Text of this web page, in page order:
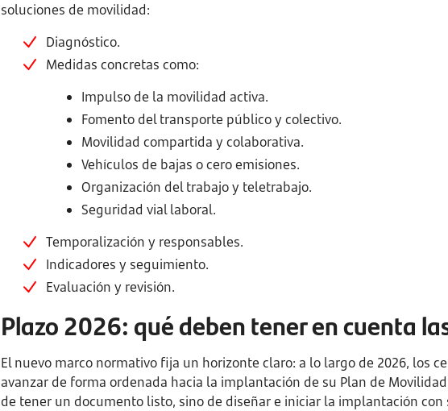
soluciones de movilidad:
Diagnóstico.
Medidas concretas como:
Impulso de la movilidad activa.
Fomento del transporte público y colectivo.
Movilidad compartida y colaborativa.
Vehículos de bajas o cero emisiones.
Organización del trabajo y teletrabajo.
Seguridad vial laboral.
Temporalización y responsables.
Indicadores y seguimiento.
Evaluación y revisión.
Plazo 2026: qué deben tener en cuenta
El nuevo marco normativo fija un horizonte claro: a lo largo de 2026, los
avanzar de forma ordenada hacia la implantación de su Plan de
de tener un documento listo, sino de diseñar e iniciar la implantación